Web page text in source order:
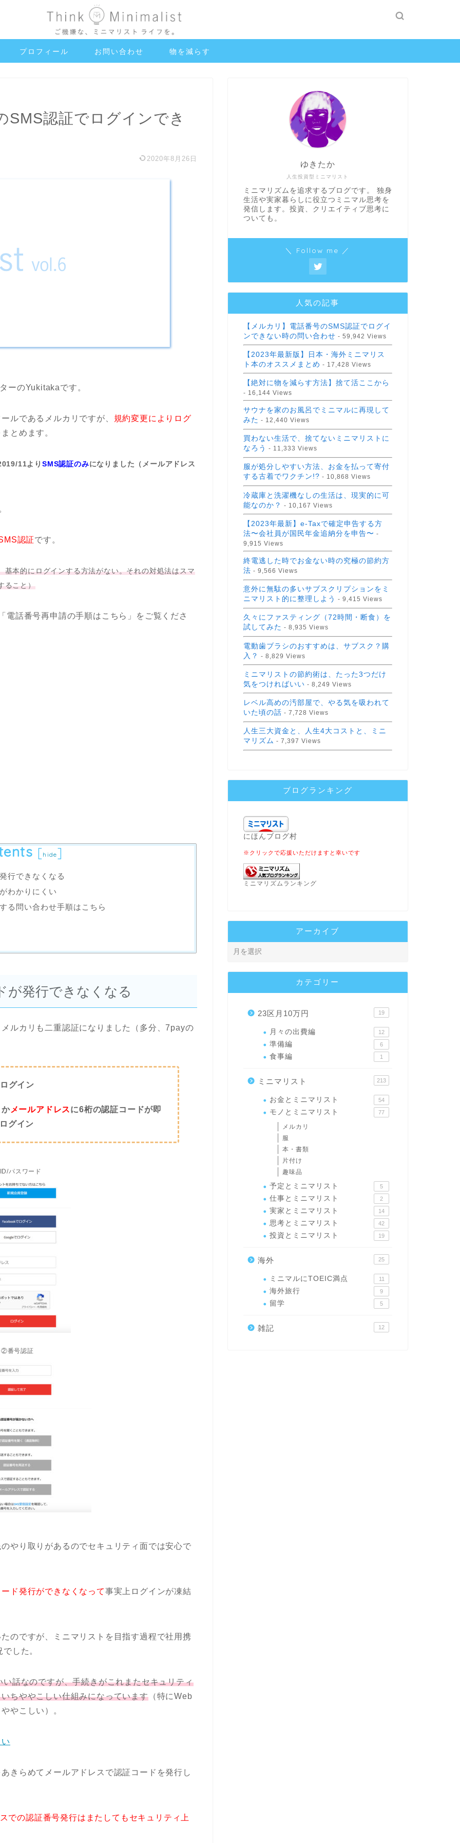
プロフィール お問い合わせ 物を減らす
SMS認証でログインでき
2020年8月26日
ーのYukitakaです。
ルであるメルカリですが、 規約変更によりログ
とめます。
11より SMS認証のみになりました（メールアドレス
認証です。
本的にログインする方法がない。それの対処法はスマ
ること）
電話番号再申請の手順はこちら」をご覧くださ
[hide]
行できなくなる
わかりにくい
る問い合わせ手順はこちら
が発行できなくなる
ルカリも二重認証になりました（多分、7payの
グイン
かメールアドレスに6桁の認証コードが即
グイン
パスワード
②番号認証
やり取りがあるのでセキュリティ面では安心で
ド発行ができなくなって事実上ログインが凍結
のですが、ミニマリストを目指す過程で社用携
した。
話なのですが、手続きがこれまたセキュリティ
ちややこしい仕組みになっています（特にWeb
やこしい）。
きらめてメールアドレスで認証コードを発行し
での認証番号発行はまたしてもセキュリティ上
人生投資型ミニマリスト
ゆきたか
ミニマリズムを追求するブログです。 独身
生活や実家暮らしに役立つミニマル思考を
発信します。投資、クリエイティブ思考に
ついても。
＼ Follow me ／
人気の記事
【メルカリ】電話番号のSMS認証でログイ
ンできない時の問い合わせ - 59,942 Views
【2023年最新版】日本・海外ミニマリス
ト本のオススメまとめ - 17,428 Views
【絶対に物を減らす方法】捨て活ここから
- 16,144 Views
サウナを家のお風呂でミニマルに再現して
みた - 12,440 Views
買わない生活で、捨てないミニマリストに
なろう - 11,333 Views
服が処分しやすい方法、お金を払って寄付
する古着でワクチン!? - 10,868 Views
冷蔵庫と洗濯機なしの生活は、現実的に可
能なのか？ - 10,167 Views
【2023年最新】e-Taxで確定申告する方
法〜会社員が国民年金追納分を申告〜 -
9,915 Views
終電逃した時でお金ない時の究極の節約方
法 - 9,566 Views
意外に無駄の多いサブスクリプションをミ
ニマリスト的に整理しよう - 9,415 Views
久々にファスティング（72時間・断食）を
試してみた - 8,935 Views
電動歯ブラシのおすすめは、サブスク？購
入？ - 8,829 Views
ミニマリストの節約術は、たった3つだけ
気をつければいい - 8,249 Views
レベル高めの汚部屋で、やる気を吸われて
いた頃の話 - 7,728 Views
人生三大資金と、人生4大コストと、ミニ
マリズム - 7,397 Views
ブログランキング
にほんブログ村
※クリックで応援いただけますと幸いです
ミニマリズムランキング
アーカイブ
カテゴリー
23区月10万円 19
月々の出費編 12
準備編 6
食事編 1
ミニマリスト 213
お金とミニマリスト 54
モノとミニマリスト 77
メルカリ
服
本・書類
片付け
趣味品
予定とミニマリスト 5
仕事とミニマリスト 2
実家とミニマリスト 14
思考とミニマリスト 42
投資とミニマリスト 19
海外 25
ミニマルにTOEIC満点 11
海外旅行 9
留学 5
雑記 12